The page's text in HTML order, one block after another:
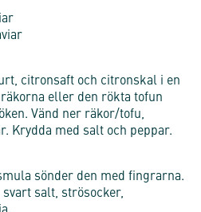
citronsaft och citronskal i en
eller den rökta tofun
Vänd ner räkor/tofu,
Krydda med salt och peppar.
sönder den med fingrarna.
salt, strösocker,